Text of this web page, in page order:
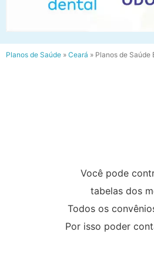
Planos de Saúde » Ceará » Planos de Saúde
Você pode
tabelas dos
Todos os
Por isso poder